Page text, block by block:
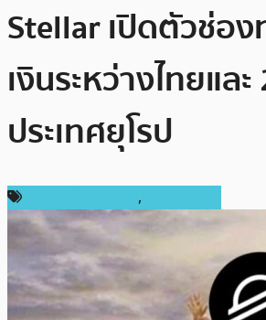
Stellar เปิดตัวช่อง
เงินระหว่างไทยและ
ประเทศยุโรป
,